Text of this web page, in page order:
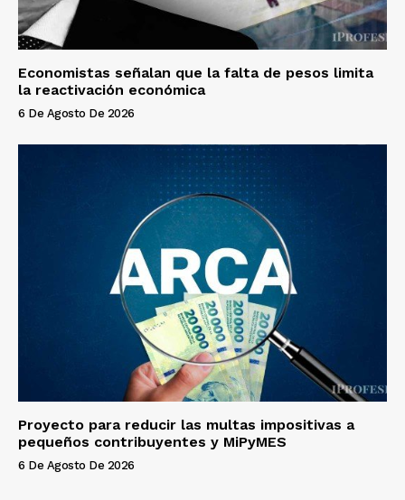
Economistas señalan que la falta de pesos limita
la reactivación económica
6 De Agosto De 2026
Proyecto para reducir las multas impositivas a
pequeños contribuyentes y MiPyMES
6 De Agosto De 2026